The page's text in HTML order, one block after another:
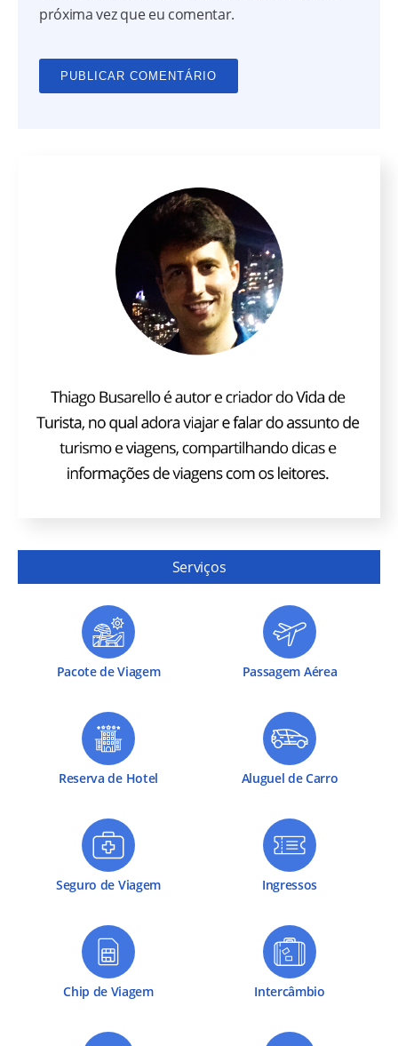
próxima vez que eu comentar.
Serviços
Pacote de Viagem Passagem Aérea
Reserva de Hotel Aluguel de Carro
Seguro de Viagem Ingressos
Chip de Viagem Intercâmbio